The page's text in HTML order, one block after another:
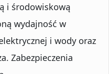
i środowiskową
wydajność w
i wody oraz
Zabezpieczenia